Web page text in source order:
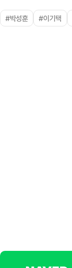
#박성훈 #이기택